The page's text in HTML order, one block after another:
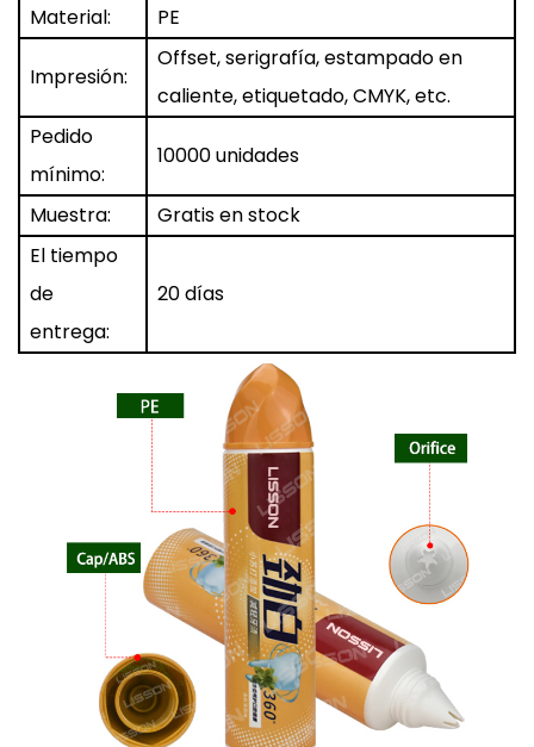
Material: PE
Impresión:
Offset, serigrafía, estampado en
caliente, etiquetado, CMYK, etc.
Pedido
mínimo:
10000 unidades
Muestra:
Gratis en stock
El tiempo
de
entrega:
20 días